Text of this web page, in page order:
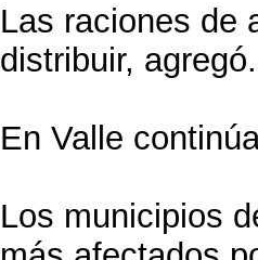
Las raciones de
distribuir, agregó.
En Valle
Los municipios